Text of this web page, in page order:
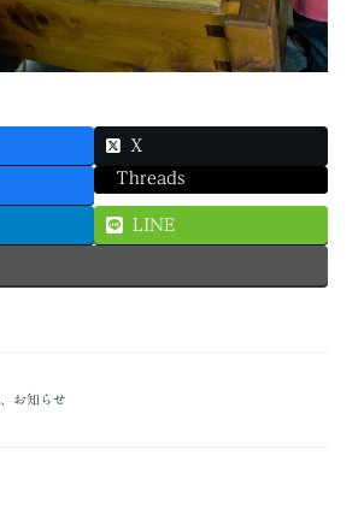
X
Threads
LINE
、 お知らせ